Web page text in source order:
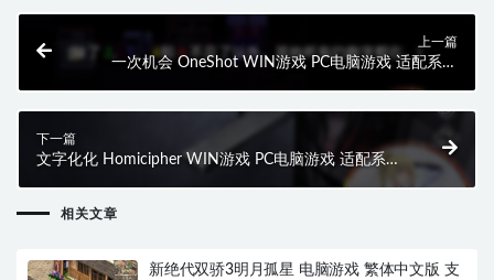
上一篇
一次机会 OneShot WIN游戏 PC电脑游戏 适配系统
下一篇
文字化化 Homicipher WIN游戏 PC电脑游戏 适配系统
相关文章
新绝代双骄3明月孤星 电脑游戏 繁体中文版 支